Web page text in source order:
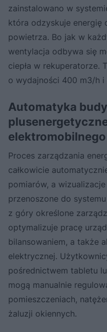
zainstalowano w
która odzyskuje energię
powietrza. Bo jak w
wentylacja odbywa się
ciepła w rekuperatorze.
o wydajności 400 m3/h
Automatyka
elektromobilnego
Proces zarządzania
całkowicie
pomiarów, a
przenoszone do
z góry określone
optymalizuje pracę
bilansowaniem, a także
elektrycznej.
pośrednictwem tabletu
mogą manualnie
pomieszczeniach,
żaluzji okiennych.